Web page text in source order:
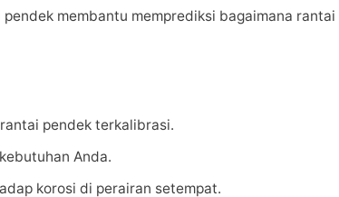
membantu memprediksi bagaimana rantai
pendek terkalibrasi.
Anda.
korosi di perairan setempat.